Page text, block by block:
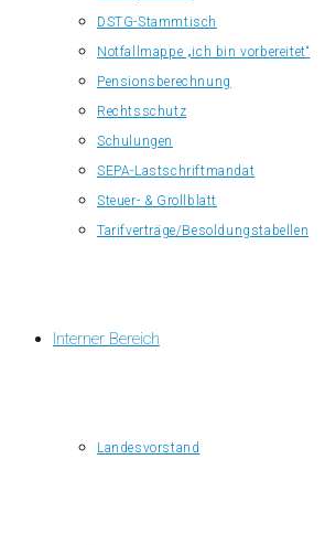
DSTG-Stammtisch
Notfallmappe „ich bin vorbereitet“
Pensionsberechnung
Rechtsschutz
Schulungen
SEPA-Lastschriftmandat
Steuer- & Grollblatt
Tarifverträge/Besoldungstabellen
Interner Bereich
Landesvorstand